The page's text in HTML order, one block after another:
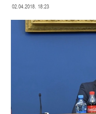
02.04.2018. 18:23